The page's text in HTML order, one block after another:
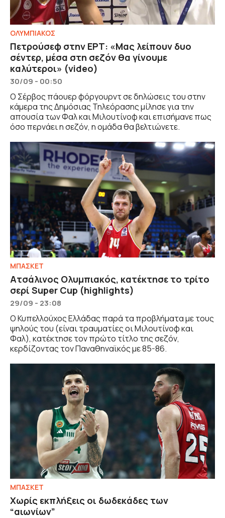
ΟΛΥΜΠΙΑΚΟΣ
Πετρούσεφ στην ΕΡΤ: «Μας λείπουν δυο
σέντερ, μέσα στη σεζόν θα γίνουμε
καλύτεροι» (video)
30/09 - 00:50
Ο Σέρβος πάουερ φόργουρντ σε δηλώσεις του στην
κάμερα της Δημόσιας Τηλεόρασης μίλησε για την
απουσία των Φαλ και Μιλουτίνοφ και επισήμανε πως
όσο περνάει η σεζόν, η ομάδα θα βελτιώνετε.
ΜΠΑΣΚΕΤ
Ατσάλινος Ολυμπιακός, κατέκτησε το τρίτο
σερί Super Cup (highlights)
29/09 - 23:08
Ο Κυπελλούχος Ελλάδας παρά τα προβλήματα με τους
ψηλούς του (είναι τραυματίες οι Μιλουτίνοφ και
Φαλ), κατέκτησε τον πρώτο τίτλο της σεζόν,
κερδίζοντας τον Παναθηναϊκός με 85-86.
ΜΠΑΣΚΕΤ
Χωρίς εκπλήξεις οι δωδεκάδες των
“αιωνίων”